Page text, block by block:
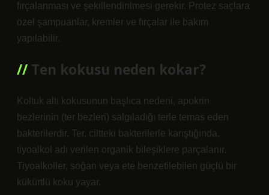
fırçalanması ve şekillendirilmesi gerekir. Protez saçlara
özel şampuanlar, kremler ve fırçalar ile bakım
yapılabilir.
Ten kokusu neden kokar?
Koltuk altı kokusunun başlıca nedeni, apokrin
bezlerinin (ter bezleri) salgıladığı terle temas eden
bakterilerdir. Ter, ciltteki bakterilerle karıştığında,
tiyoalkol adı verilen organik bileşiklere parçalanır.
Tiyoalkoller, soğan veya ete benzetilebilen güçlü bir
kükürtlü koku yayar.